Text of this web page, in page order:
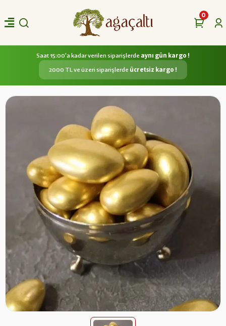
0
Saat 15:00'a kadar verilen siparişlerde aynı gün kargo !
2000 TL ve üzeri siparişlerde ücretsiz kargo !